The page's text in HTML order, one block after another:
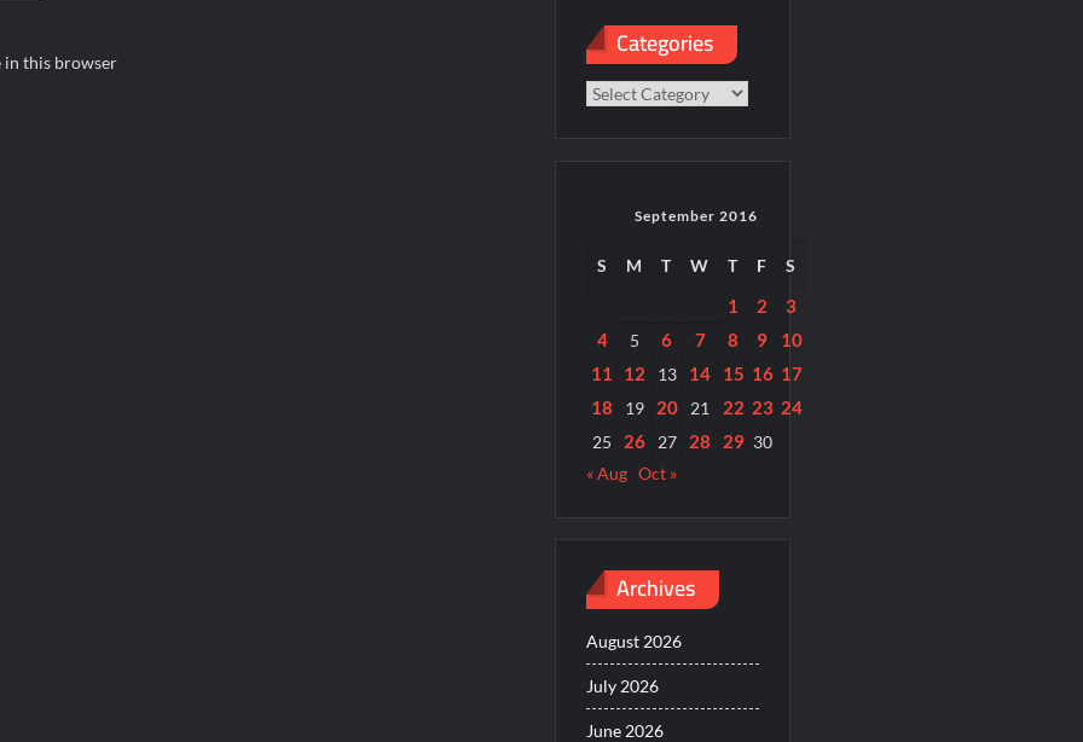
in this browser
Categories
Categories
September 2016
S M T W T F S
1 2
3
4
5 6 7 8 9
10
11
12 13 14 15 16 17
18
19 20 21 22 23 24
25 26 27 28 29 30
« Aug Oct »
Archives
August 2026
July 2026
June 2026